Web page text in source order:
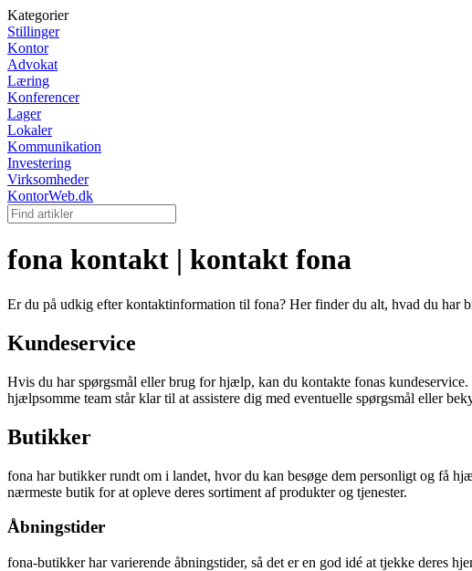
Kategorier
Stillinger
Kontor
Advokat
Læring
Konferencer
Lager
Lokaler
Kommunikation
Investering
Virksomheder
KontorWeb.dk
fona kontakt | kontakt fona
Er du på udkig efter kontaktinformation til fona? Her finder du alt, hvad du har
Kundeservice
Hvis du har spørgsmål eller brug for hjælp, kan du kontakte fonas
hjælpsomme team står klar til at assistere dig med eventuelle spørgsmål eller
Butikker
fona har butikker rundt om i landet, hvor du kan besøge dem personligt og få
nærmeste butik for at opleve deres sortiment af produkter og tjenester.
Åbningstider
fona-butikker har varierende åbningstider, så det er en god idé at tjekke deres